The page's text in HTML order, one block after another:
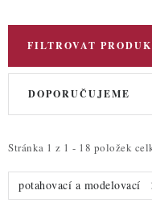
FILTROVAT
V
i
s
p
Stránka 1 z 1 - 18 položek
Ř
e
n
í
DOPORUČUJEME
potahovací a modelovací